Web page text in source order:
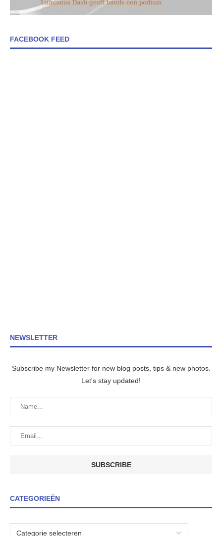
FACEBOOK FEED
NEWSLETTER
Subscribe my Newsletter for new blog posts, tips & new photos.
Let's stay updated!
CATEGORIEËN